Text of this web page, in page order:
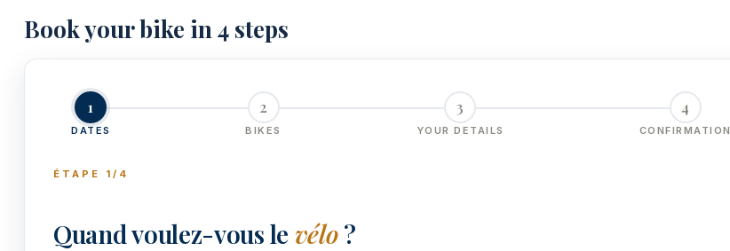
Book your bike in 4 steps
1
DATES
2
BIKES
3
YOUR DETAILS
4
CONFIRMATION
ÉTAPE 1/4
Quand voulez-vous le vélo?